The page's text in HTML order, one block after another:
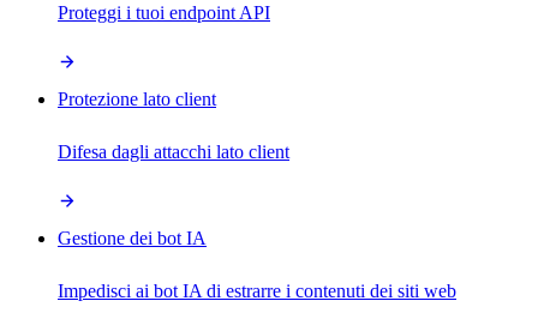
Proteggi i tuoi endpoint API
Protezione lato client
Difesa dagli attacchi lato client
Gestione dei bot IA
Impedisci ai bot IA di estrarre i contenuti dei siti web